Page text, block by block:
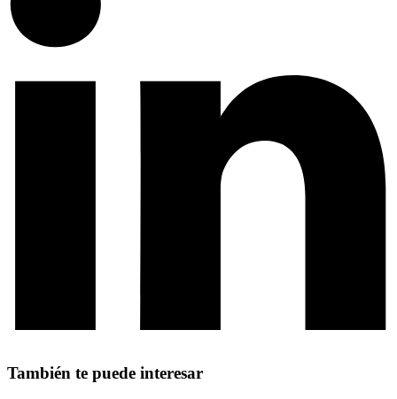
También te puede interesar